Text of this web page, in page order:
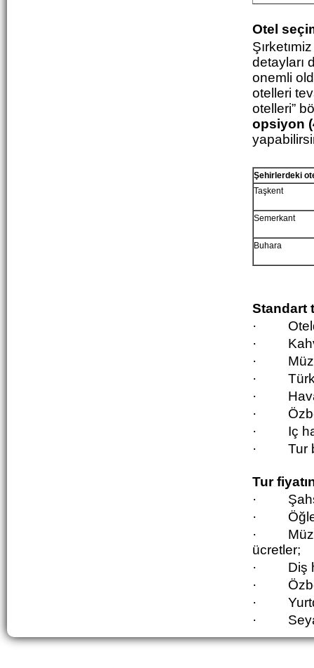
Otel
detayları
onemli
otelleri
otelleri”
opsiyon (
Şehirlerdeki o
Taşkent
Semerkant
Buhara
Standart
·
·
K
·
·
·
·
·
Iç
·
Tur
Tur
·
·
·
ücretler;
·
Diş
·
·
·